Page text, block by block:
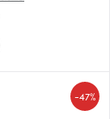
-47%